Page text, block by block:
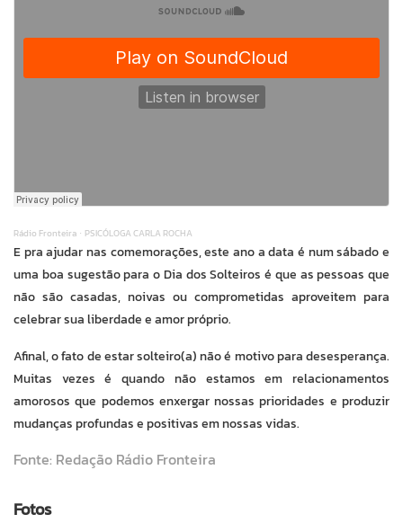
Rádio Fronteira · PSICÓLOGA CARLA ROCHA
E pra ajudar nas comemorações, este ano a data é num sábado e
uma boa sugestão para o Dia dos Solteiros é que as pessoas que
não são casadas, noivas ou comprometidas aproveitem para
celebrar sua liberdade e amor próprio.
Afinal, o fato de estar solteiro(a) não é motivo para desesperança.
Muitas vezes é quando não estamos em relacionamentos
amorosos que podemos enxergar nossas prioridades e produzir
mudanças profundas e positivas em nossas vidas.
Fonte: Redação Rádio Fronteira
Fotos